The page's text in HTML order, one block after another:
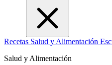
Recetas Salud y Alimentación
Salud y Alimentación